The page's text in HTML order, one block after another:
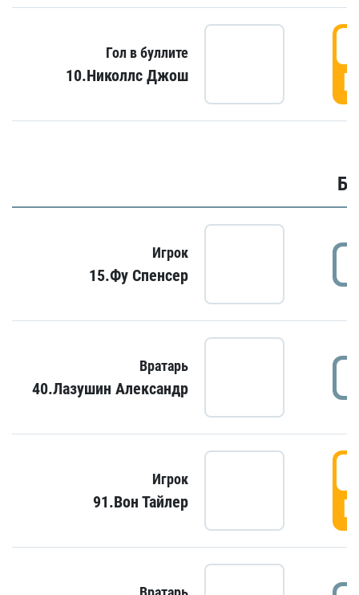
Гол в буллите
10.Николлс Джош
Игрок
15.Фу Спенсер
Вратарь
40.Лазушин Александр
Игрок
91.Вон Тайлер